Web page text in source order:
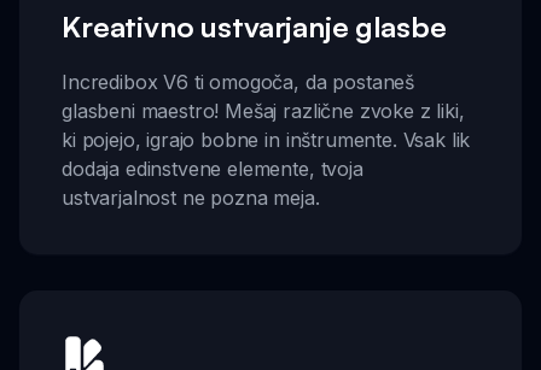
Kreativno ustvarjanje glasbe
Incredibox V6 ti omogoča, da postaneš
glasbeni maestro! Mešaj različne zvoke z liki,
ki pojejo, igrajo bobne in inštrumente. Vsak lik
dodaja edinstvene elemente, tvoja
ustvarjalnost ne pozna meja.